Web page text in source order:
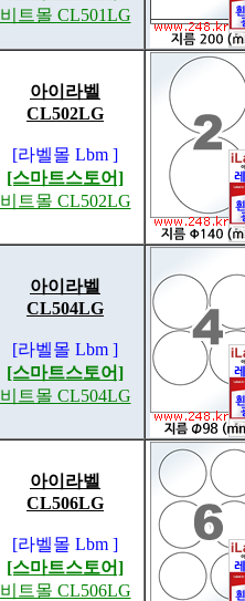
비트몰 CL501LG
아이라벨
CL502LG
[라벨몰 Lbm ]
[스마트스토어]
비트몰 CL502LG
아이라벨
CL504LG
[라벨몰 Lbm ]
[스마트스토어]
비트몰 CL504LG
아이라벨
CL506LG
[라벨몰 Lbm ]
[스마트스토어]
비트몰 CL506LG